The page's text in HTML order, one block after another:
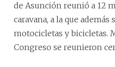
de Asunción reunió a 12
caravana, a la que
motocicletas y bicicletas.
Congreso se reunieron